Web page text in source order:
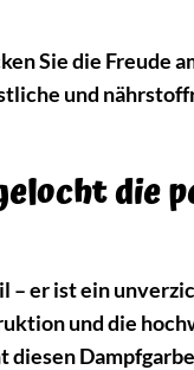
Sie die Freude
und
die
– er ist ein
und die
diesen